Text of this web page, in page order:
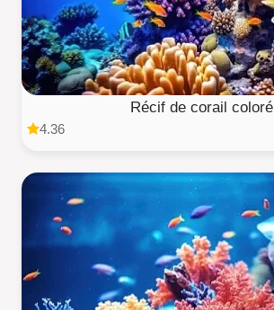
Récif de corail coloré
4.36